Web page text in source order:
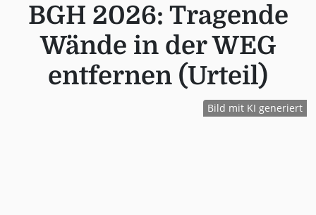
BGH 2026: Tragende
Wände in der WEG
entfernen (Urteil)
Bild mit KI generiert